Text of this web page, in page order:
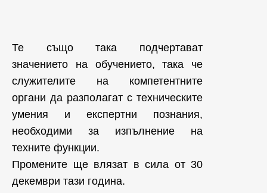
Те също така подчертават
значението на обучението, така че
служителите на компетентните
органи да разполагат с техническите
умения и експертни познания,
необходими за изпълнение на
техните функции.
Промените ще влязат в сила от 30
декември тази година.